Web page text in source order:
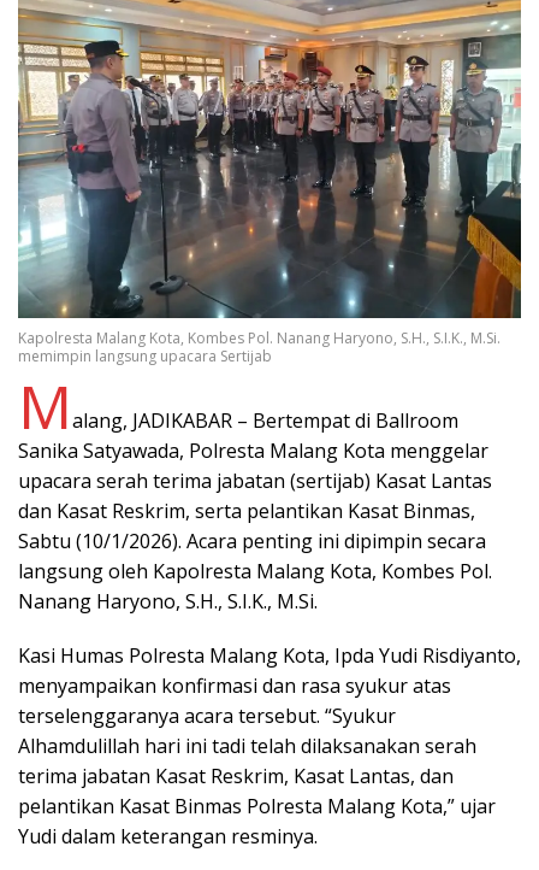
Kapolresta Malang Kota, Kombes Pol. Nanang Haryono, S.H., S.I.K., M.Si.
memimpin langsung upacara Sertijab
Malang, JADIKABAR – Bertempat di Ballroom
Sanika Satyawada, Polresta Malang Kota menggelar
upacara serah terima jabatan (sertijab) Kasat Lantas
dan Kasat Reskrim, serta pelantikan Kasat Binmas,
Sabtu (10/1/2026). Acara penting ini dipimpin secara
langsung oleh Kapolresta Malang Kota, Kombes Pol.
Nanang Haryono, S.H., S.I.K., M.Si.
Kasi Humas Polresta Malang Kota, Ipda Yudi Risdiyanto,
menyampaikan konfirmasi dan rasa syukur atas
terselenggaranya acara tersebut. “Syukur
Alhamdulillah hari ini tadi telah dilaksanakan serah
terima jabatan Kasat Reskrim, Kasat Lantas, dan
pelantikan Kasat Binmas Polresta Malang Kota,” ujar
Yudi dalam keterangan resminya.